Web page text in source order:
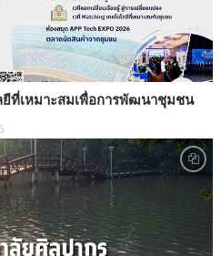
ลยีที่เหมาะสมเพื่อการพัฒนาชุมชน